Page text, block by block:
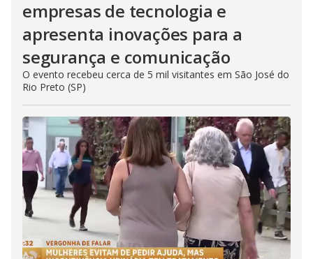
empresas de tecnologia e
apresenta inovações para a
segurança e comunicação
O evento recebeu cerca de 5 mil visitantes em São José do
Rio Preto (SP)